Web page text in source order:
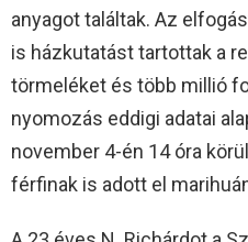
anyagot találtak. Az
is házkutatást tartottak a
törmeléket és több millió
nyomozás eddigi adatai
november 4-én 14 óra
férfinak is adott el